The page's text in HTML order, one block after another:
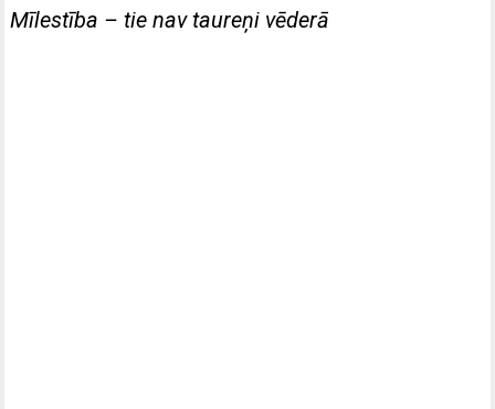
Mīlestība – tie nav taureņi vēderā